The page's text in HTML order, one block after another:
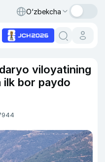
O‘zbekcha
viloyatining
ilk bor paydo